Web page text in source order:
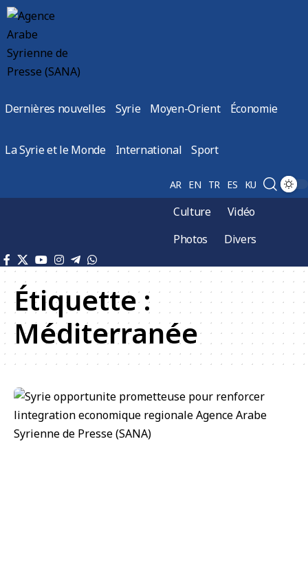
Dernières nouvelles Syrie Moyen-Orient Économie
La Syrie et le Monde International Sport
AR EN TR ES KU
Culture
Vidéo
Photos
Divers
Étiquette :
Méditerranée